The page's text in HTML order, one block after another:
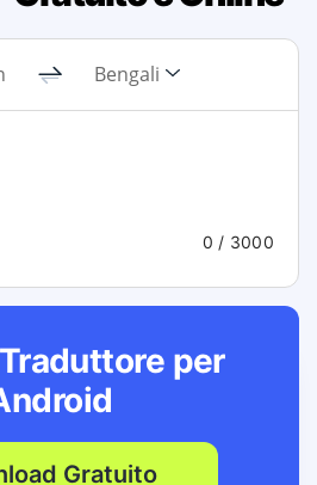
Bengali
0 / 3000
per
Gratuito